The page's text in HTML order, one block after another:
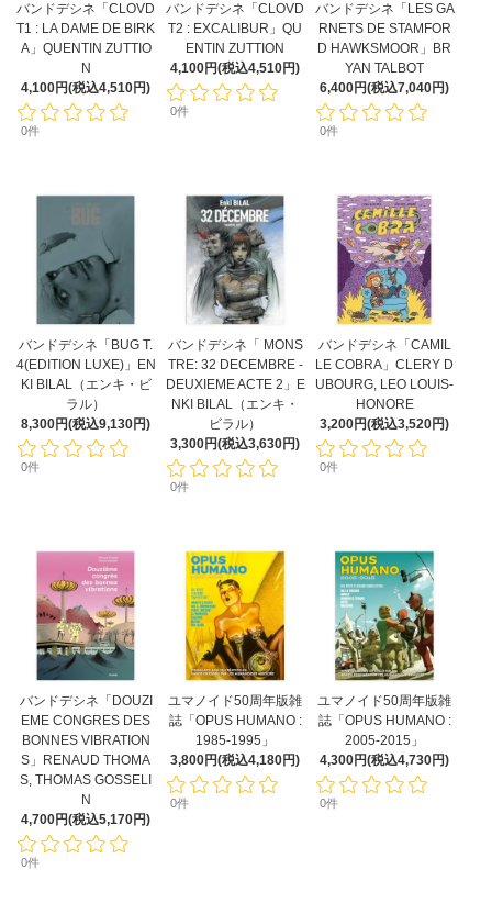
バンドデシネ「CLOVD
T1 : LA DAME DE BIRK
A」QUENTIN ZUTTIO
N
4,100円(税込4,510円)
0件
バンドデシネ「CLOVD
T2 : EXCALIBUR」QU
ENTIN ZUTTION
4,100円(税込4,510円)
0件
バンドデシネ「LES GA
RNETS DE STAMFOR
D HAWKSMOOR」BR
YAN TALBOT
6,400円(税込7,040円)
0件
バンドデシネ「BUG T.
4(EDITION LUXE)」EN
KI BILAL（エンキ・ビ
ラル）
8,300円(税込9,130円)
0件
バンドデシネ「 MONS
TRE: 32 DECEMBRE -
DEUXIEME ACTE 2」E
NKI BILAL（エンキ・
ビラル）
3,300円(税込3,630円)
0件
バンドデシネ「CAMIL
LE COBRA」CLERY D
UBOURG, LEO LOUIS-
HONORE
3,200円(税込3,520円)
0件
バンドデシネ「DOUZI
EME CONGRES DES
BONNES VIBRATION
S」RENAUD THOMA
S, THOMAS GOSSELI
N
4,700円(税込5,170円)
0件
ユマノイド50周年版雑
誌「OPUS HUMANO :
1985-1995」
3,800円(税込4,180円)
0件
ユマノイド50周年版雑
誌「OPUS HUMANO :
2005-2015」
4,300円(税込4,730円)
0件